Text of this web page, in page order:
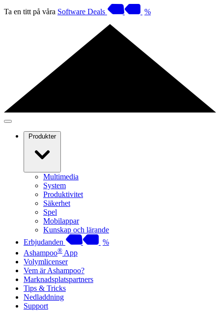
Ta en titt på våra Software Deals %
Produkter
Multimedia
System
Produktivitet
Säkerhet
Spel
Mobilappar
Kunskap och lärande
Erbjudanden
%
Ashampoo® App
Volymlicenser
Vem är Ashampoo?
Marknadsplatspartners
Tips & Tricks
Nedladdning
Support